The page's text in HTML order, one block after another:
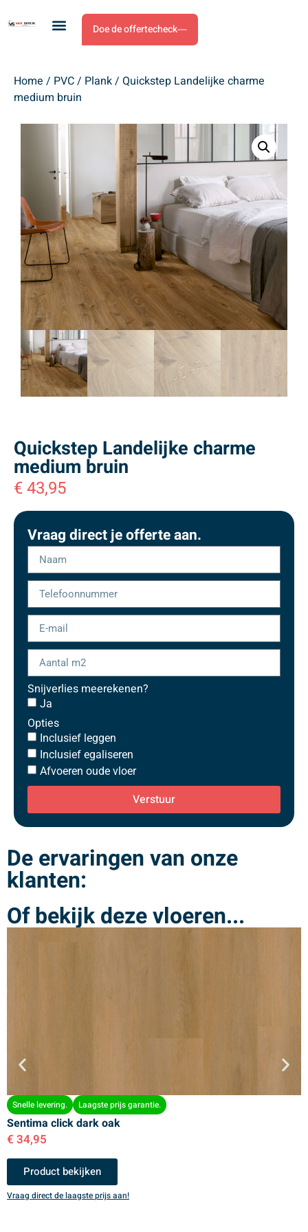
Doe de offertecheck
Home / PVC/ Plank/ Quickstep Landelijke charme
medium bruin
Quickstep Landelijke charme
medium bruin
€43,95
Vraag direct je offerte aan.
Snijverlies meerekenen?
Ja
Opties
Inclusief leggen
Inclusief egaliseren
Afvoeren oude vloer
Verstuur
De ervaringen van onze
klanten:
Of bekijk deze vloeren...
Snelle levering. Laagste prijs garantie.
Sentima click dark oak
€ 34,95
Product bekijken
Vraag direct de laagste prijs aan!